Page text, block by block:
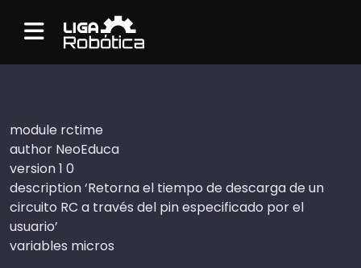
Menu
module rctime
author NeoEduca
version 1 0
description ‘Retorna el tiempo de descarga de un
circuito RC a través del pin especificado por el
usuario’
variables micros